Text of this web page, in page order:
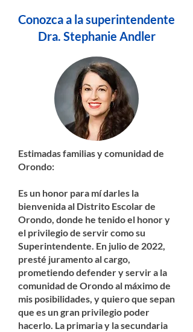
Conozca a la superintendente
Dra. Stephanie Andler
Estimadas familias y comunidad de
Orondo:
Es un honor para mí darles la
bienvenida al Distrito Escolar de
Orondo, donde he tenido el honor y
el privilegio de servir como su
Superintendente. En julio de 2022,
presté juramento al cargo,
prometiendo defender y servir a la
comunidad de Orondo al máximo de
mis posibilidades, y quiero que sepan
que es un gran privilegio poder
hacerlo. La primaria y la secundaria